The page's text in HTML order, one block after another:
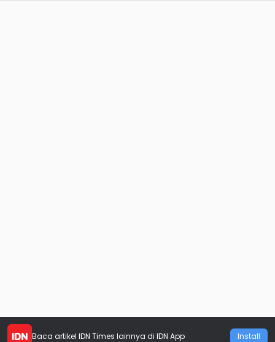
Baca artikel IDN Times lainnya di IDN App Install